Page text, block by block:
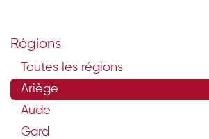
Régions
Toutes les régions
Ariège
Aude
Gard